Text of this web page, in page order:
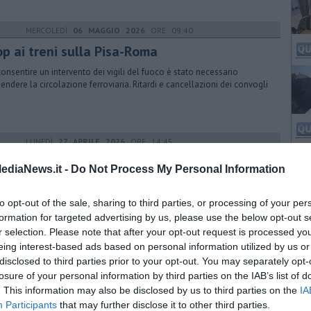
- Do Not Process My Personal Information
opt-out of the sale, sharing to third parties, or processing of your
for targeted advertising by us, please use the below opt-out
selection. Please note that after your opt-out request is processed
interest-based ads based on personal information utilized by us
to third parties prior to your opt-out. You may separately
of your personal information by third parties on the IAB’s list of
This information may also be disclosed by us to third parties on the
Participants that may further disclose it to other third parties.
MERCOLEDÌ 06 MAGGIO 2026 ORE 09:40
ai treni sulla Pisa-Roma
un intervento dei vigili del fuoco è stato necessario
la circolazione ferroviaria. Ritardi e cancellazioni dei convogli
LUNEDÌ27 APRILE 2026ORE 14:45
di rosmarino contro l'intrusione salina
MARTEDÌ21 APRILE 2026ORE 14:55
in Toscana fa scoppiare la polemica
tv porta a Castiglioncello il suo format "Falsissismo", ma
comunale precisa: "Nessun patrocinio, né contributo"